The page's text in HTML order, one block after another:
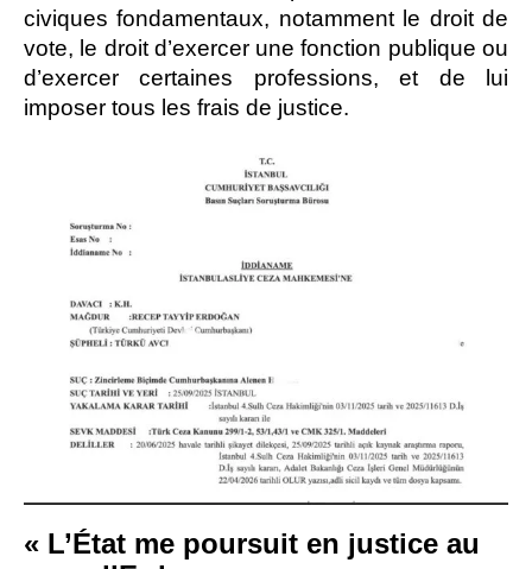
civiques fondamentaux, notamment le droit de
vote, le droit d’exercer une fonction publique ou
d’exercer certaines professions, et de lui
imposer tous les frais de justice.
« L’État me poursuit en justice au